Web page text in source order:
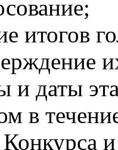
итогов
и даты
в